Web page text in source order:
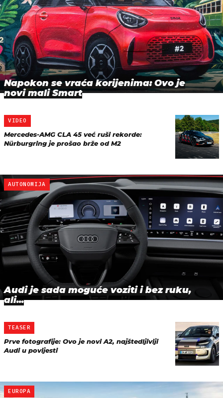
Napokon se vraća korijenima: Ovo je
novi mali Smart
VIDEO
Mercedes-AMG CLA 45 već ruši rekorde:
Nürburgring je prošao brže od M2
AUTONOMIJA
Audi je sada moguće voziti i bez ruku,
ali...
TEASER
Prve fotografije: Ovo je novi A2, najštedljiviji
Audi u povijesti
EUROPA